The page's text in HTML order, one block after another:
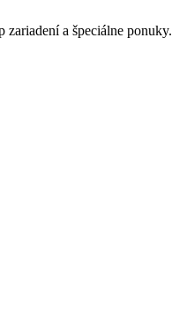
a špeciálne ponuky.